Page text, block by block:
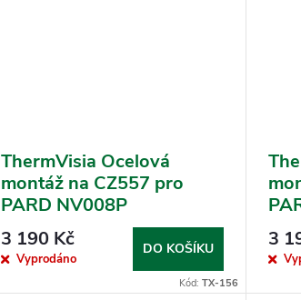
ThermVisia Ocelová
montáž na CZ557 pro
PARD NV008P
3 190 Kč
Vyprodáno
DO KOŠÍKU
Kód: TX-156
3